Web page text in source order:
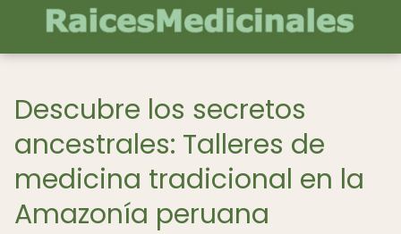
Descubre los secretos
ancestrales: Talleres de
medicina tradicional en la
Amazonía peruana